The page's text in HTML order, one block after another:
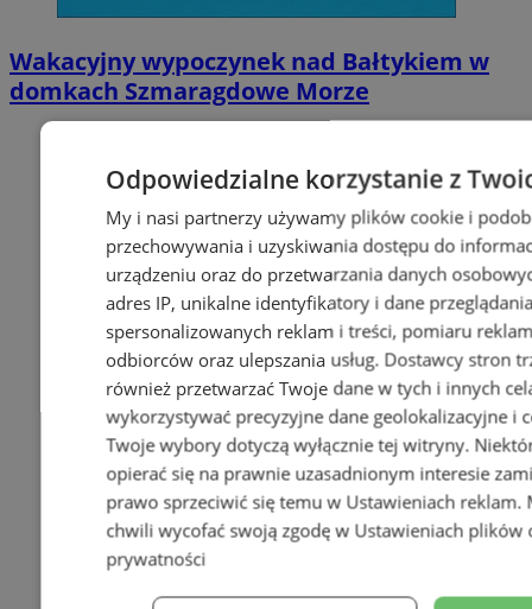
Wakacyjny wypoczynek nad Bałtykiem w
domkach Szmaragdowe Morze
Odpowiedzialne korzystanie z
My i nasi partnerzy używamy plików cookie i
przechowywania i uzyskiwania dostępu do
urządzeniu oraz do przetwarzania danych
adres IP, unikalne identyfikatory i dane
spersonalizowanych reklam i treści, pomiaru
odbiorców oraz ulepszania usług. Dostawcy stron
również przetwarzać Twoje dane w tych i innych
wykorzystywać precyzyjne dane geolokalizacyjne i
Twoje wybory dotyczą wyłącznie tej witryny.
opierać się na prawnie uzasadnionym interesie
prawo sprzeciwić się temu w Ustawieniach reklam.
chwili wycofać swoją zgodę w Ustawieniach plików
prywatności